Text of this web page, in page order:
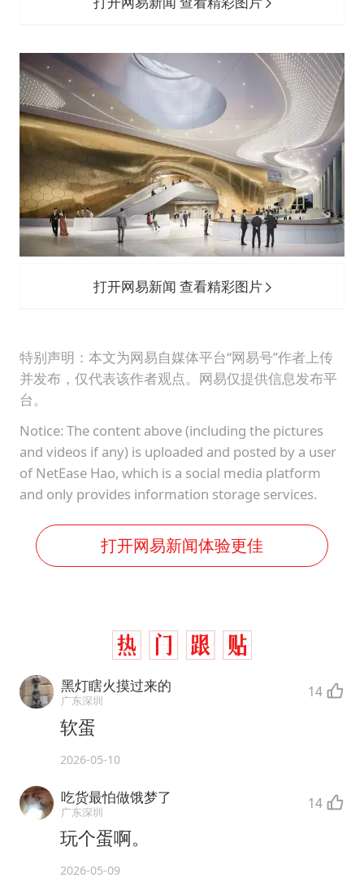
打开网易新闻 查看精彩图片
特别声明：本文为网易自媒体平台“网易号”作者上传
并发布，仅代表该作者观点。网易仅提供信息发布平
台。
Notice: The content above (including the pictures
and videos if any) is uploaded and posted by a user
of NetEase Hao, which is a social media platform
and only provides information storage services.
打开网易新闻体验更佳
黑灯瞎火摸过来的
广东深圳 14
软蛋
2026-05-10
吃货最怕做饿梦了
广东深圳 14
玩个蛋啊。
2026-05-09